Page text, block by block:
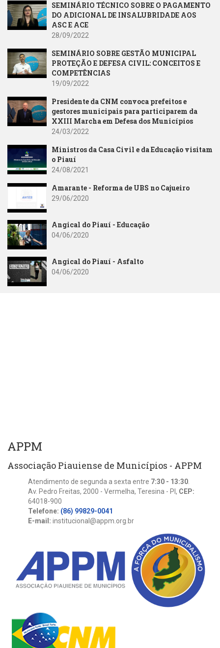
SEMINÁRIO TÉCNICO SOBRE O PAGAMENTO
DO ADICIONAL DE INSALUBRIDADE AOS
ASC E ACE
28/09/2022
SEMINÁRIO SOBRE GESTÃO MUNICIPAL
PROTEÇÃO E DEFESA CIVIL: CONCEITOS E
COMPETÊNCIAS
19/09/2022
Presidente da CNM convoca prefeitos e
gestores municipais para participarem da
XXIII Marcha em Defesa dos Municípios
24/03/2022
Ministros da Casa Civil e da Educação visitam
o Piauí
24/08/2021
Amarante - Reforma de UBS no Cajueiro
29/06/2020
Angical do Piauí - Educação
04/06/2020
Angical do Piauí - Asfalto
04/06/2020
APPM
Associação Piauiense de Municípios - APPM
Atendimento de segunda a sexta entre 7:30 - 13:30.
Av. Pedro Freitas, 2000 - Vermelha, Teresina - PI, CEP:
64018-900
Telefone: (86) 99829-0041
E-mail: institucional@appm.org.br